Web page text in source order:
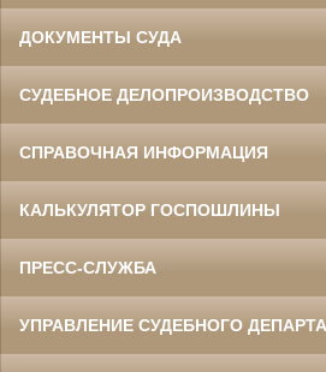
ДОКУМЕНТЫ СУДА
СУДЕБНОЕ ДЕЛОПРОИЗВОДСТВО
СПРАВОЧНАЯ ИНФОРМАЦИЯ
КАЛЬКУЛЯТОР ГОСПОШЛИНЫ
ПРЕСС-СЛУЖБА
УПРАВЛЕНИЕ СУДЕБНОГО